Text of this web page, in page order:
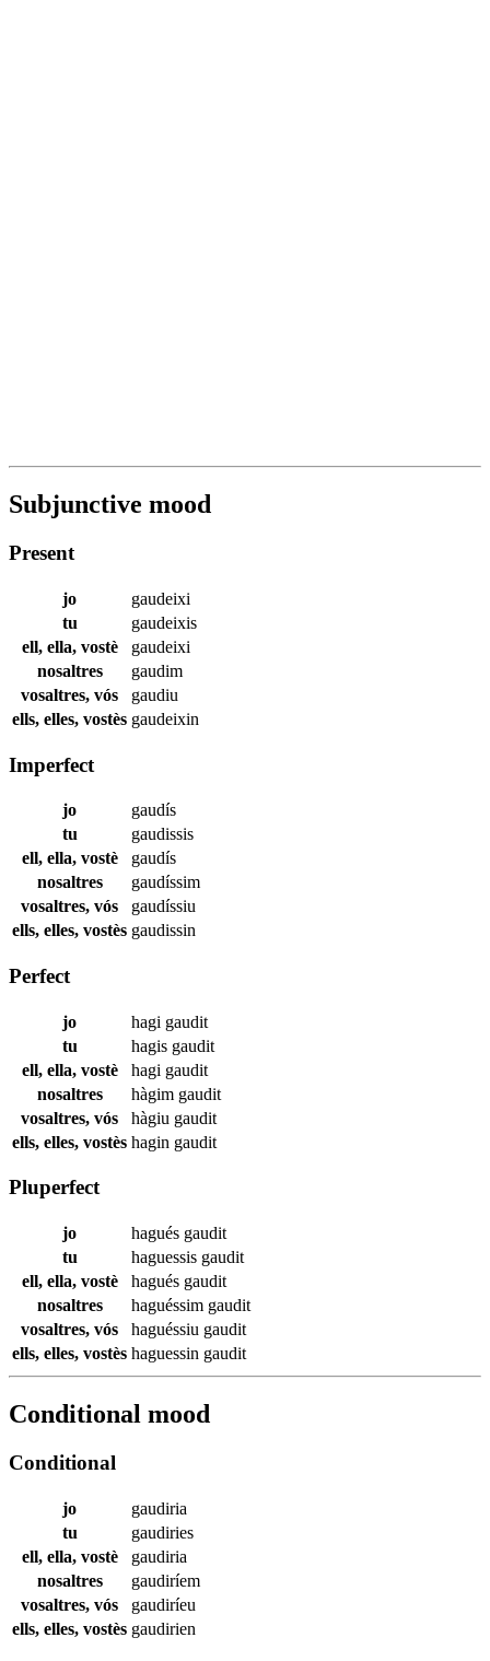
Subjunctive mood
Present
jo
gaudeixi
tu
gaudeixis
ell, ella, vostè
gaudeixi
nosaltres
gaudim
vosaltres, vós
gaudiu
ells, elles, vostès gaudeixin
Imperfect
jo
gaudís
tu
gaudissis
ell, ella, vostè
gaudís
nosaltres
gaudíssim
vosaltres, vós
gaudíssiu
ells, elles, vostès gaudissin
Perfect
jo hagi gaudit
tu
hagis gaudit
ell, ella, vostè
hagi gaudit
nosaltres
hàgim gaudit
vosaltres, vós
hàgiu gaudit
ells, elles, vostès hagin gaudit
Pluperfect
jo hagués gaudit
tu
haguessis gaudit
ell, ella, vostè
hagués gaudit
nosaltres
haguéssim gaudit
vosaltres, vós
haguéssiu gaudit
ells, elles, vostès haguessin gaudit
Conditional mood
Conditional
jo
gaudiria
tu
gaudiries
ell, ella, vostè
gaudiria
nosaltres
gaudiríem
vosaltres, vós
gaudiríeu
ells, elles, vostès gaudirien